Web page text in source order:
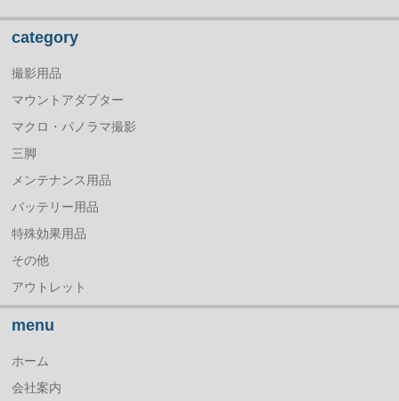
category
撮影用品
マウントアダプター
マクロ・パノラマ撮影
三脚
メンテナンス用品
バッテリー用品
特殊効果用品
その他
アウトレット
menu
ホーム
会社案内